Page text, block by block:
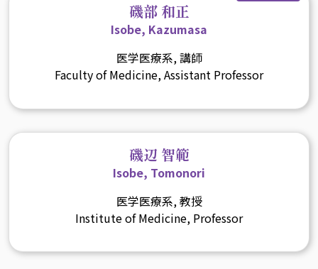
磯部 和正
Isobe, Kazumasa
医学医療系, 講師
Faculty of Medicine, Assistant Professor
磯辺 智範
Isobe, Tomonori
医学医療系, 教授
Institute of Medicine, Professor